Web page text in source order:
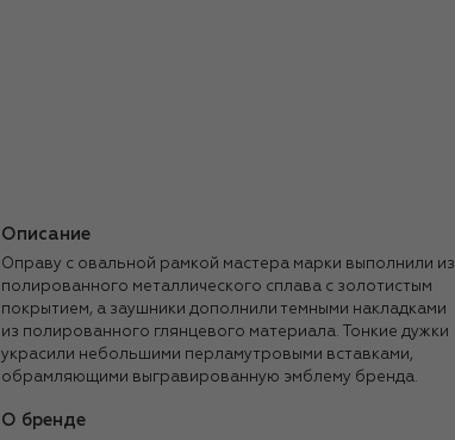
Описание
Оправу с овальной рамкой мастера марки выполнили из
полированного металлического сплава с золотистым
покрытием, а заушники дополнили темными накладками
из полированного глянцевого материала. Тонкие дужки
украсили небольшими перламутровыми вставками,
обрамляющими выгравированную эмблему бренда.
О бренде